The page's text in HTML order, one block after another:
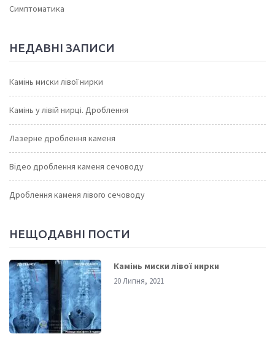
Симптоматика
НЕДАВНІ ЗАПИСИ
Камінь миски лівої нирки
Камінь у лівій нирці. Дроблення
Лазерне дроблення каменя
Відео дроблення каменя сечоводу
Дроблення каменя лівого сечоводу
НЕЩОДАВНІ ПОСТИ
Камінь миски лівої нирки
20 Липня, 2021